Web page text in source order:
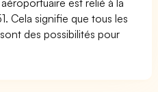
Cela signifie que tous les
des possibilités pour